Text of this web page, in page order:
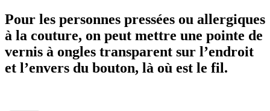
Pour les personnes pressées ou allergiques
à la couture, on peut mettre une pointe de
vernis à ongles transparent sur l’endroit
et l’envers du bouton, là où est le fil.